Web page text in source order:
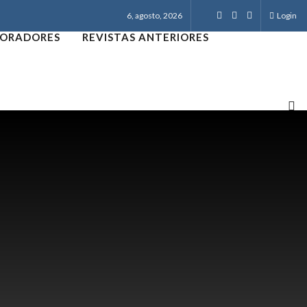
6, agosto, 2026 Login
REVISTAS ANTERIORES